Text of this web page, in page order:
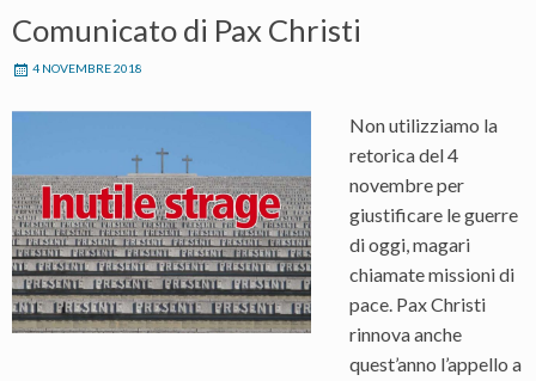
Comunicato di Pax Christi
4 NOVEMBRE 2018
Non utilizziamo la
retorica del 4
novembre per
giustificare le guerre
di oggi, magari
chiamate missioni di
pace. Pax Christi
rinnova anche
quest’anno l’appello a